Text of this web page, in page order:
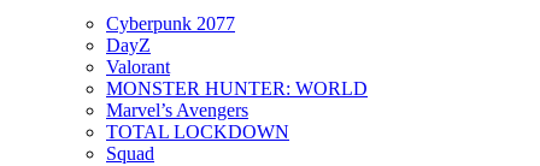
Cyberpunk 2077
DayZ
Valorant
MONSTER HUNTER: WORLD
Marvel’s Avengers
TOTAL LOCKDOWN
Squad